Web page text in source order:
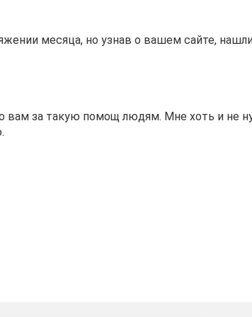
месяца, но узнав о вашем сайте,
вам за такую помощ людям. Мне хоть и не